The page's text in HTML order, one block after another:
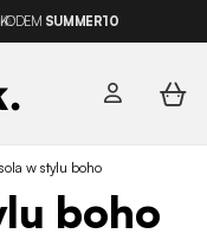
SUMMER10
w stylu boho
boho